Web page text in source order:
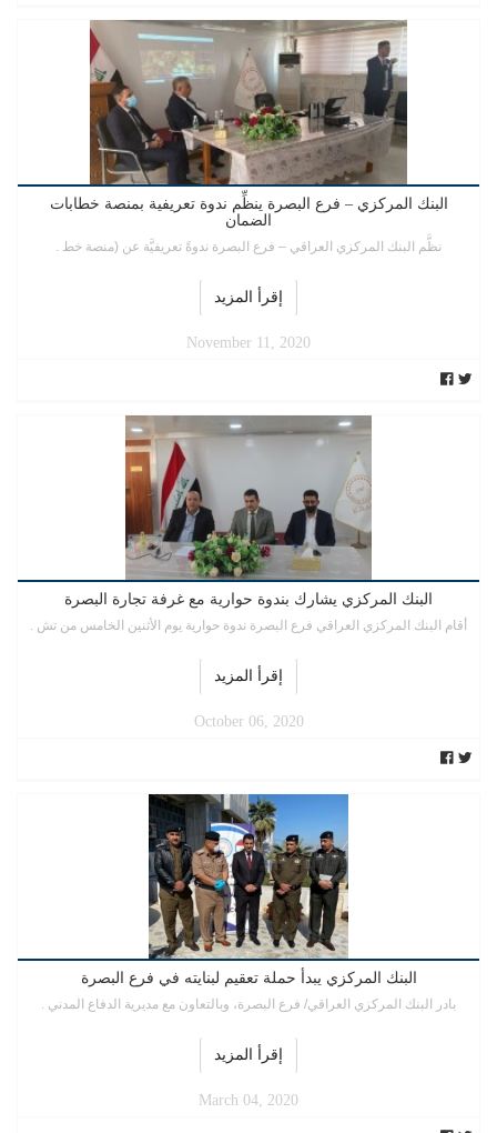
البنك المركزي – فرع البصرة ينظِّم ندوة تعريفية بمنصة خطابات
الضمان
نظَّم البنك المركزي العراقي – فرع البصرة ندوةً تعريفيَّة عن (منصة خط .
إقرأ المزيد
November 11, 2020
البنك المركزي يشارك بندوة حوارية مع غرفة تجارة البصرة
أقام البنك المركزي العراقي فرع البصرة ندوة حوارية يوم الأثنين الخامس من تش .
إقرأ المزيد
October 06, 2020
البنك المركزي يبدأ حملة تعقيم لبنايته في فرع البصرة
بادر البنك المركزي العراقي/ فرع البصرة، وبالتعاون مع مديرية الدفاع المدني .
إقرأ المزيد
March 04, 2020